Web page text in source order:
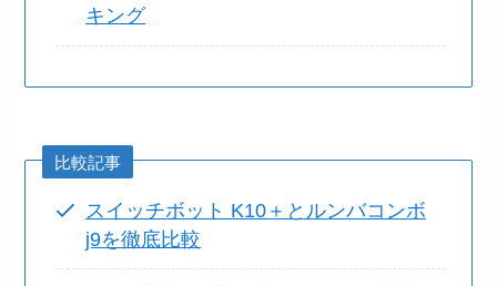
キング
比較記事
スイッチボット K10＋とルンバコンボ
j9を徹底比較